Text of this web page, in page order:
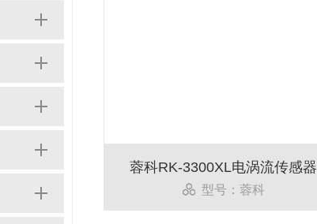
蓉科RK-3300XL电涡流传感器
型号：蓉科